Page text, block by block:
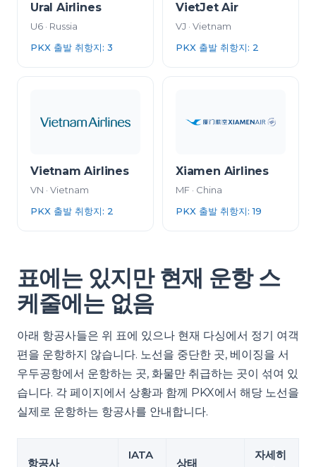
Ural Airlines
U6 · Russia
PKX 출발 취항지: 3
VietJet Air
VJ · Vietnam
PKX 출발 취항지: 2
Vietnam Airlines
VN · Vietnam
PKX 출발 취항지: 2
Xiamen Airlines
MF · China
PKX 출발 취항지:19
표에는 있지만 현재 운항 스
케줄에는 없음
아래 항공사들은 위 표에 있으나 현재 다싱에서 정기 여객
편을 운항하지 않습니다. 노선을 중단한 곳, 베이징을 서
우두공항에서 운항하는 곳, 화물만 취급하는 곳이 섞여 있
습니다. 각 페이지에서 상황과 함께 PKX에서 해당 노선을
실제로 운항하는 항공사를 안내합니다.
항공사
IATA
상태
자세히